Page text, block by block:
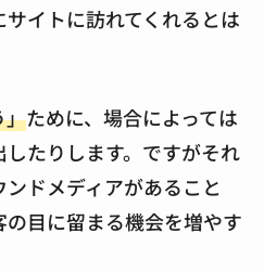
イトに訪れてくれるとは
」ために、場合によっては
たりします。ですがそれ
ドメディアがあること
目に留まる機会を増やす